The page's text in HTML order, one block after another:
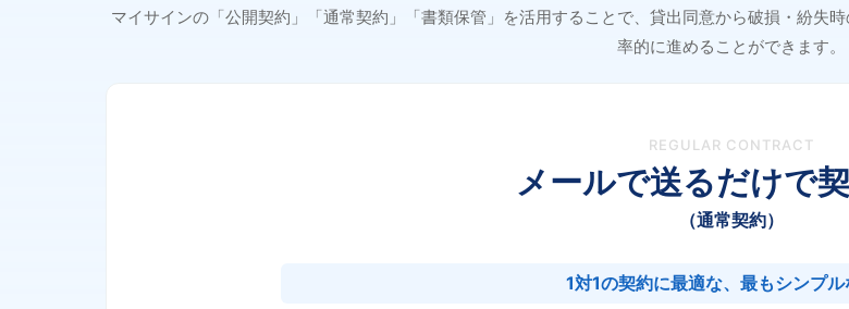
マイサインの「公開契約」「通常契約」「書類保管」を活用することで、貸出同意から破損・紛失
率的に進めることができます。
REGULAR CONTRACT
メールで送るだけで
（通常契約）
1対1の契約に最適な、最もシンプ